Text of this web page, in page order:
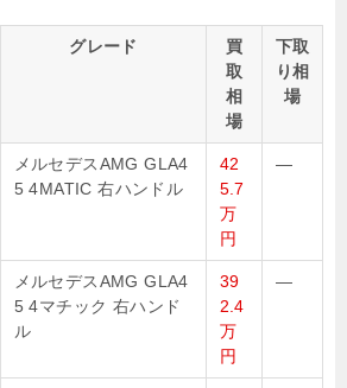
グレード
買
取
相
場
下取
り相
場
メルセデスAMG GLA4
5 4MATIC 右ハンドル
42
5.7
万
円
—
メルセデスAMG GLA4
5 4マチック 右ハンド
ル
39
2.4
万
円
—